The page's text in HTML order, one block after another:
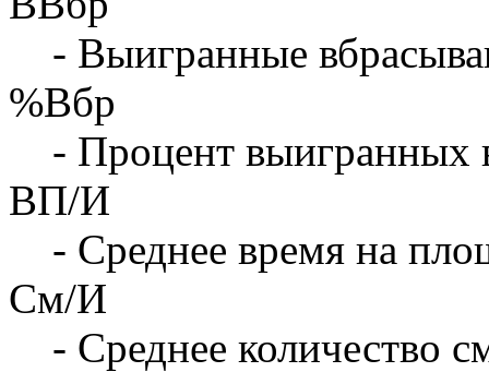
- Выигранные
%Вбр
- Процент выигранных
ВП/И
- Среднее время на
См/И
- Среднее количество